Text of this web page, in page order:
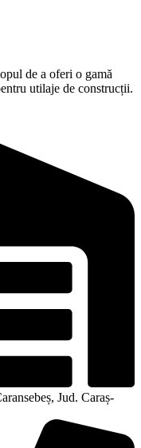
de a oferi o gamă
utilaje de construcții.
Jud. Caraș-